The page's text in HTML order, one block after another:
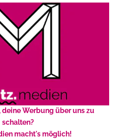
deine Werbung über uns zu
schalten?
macht's möglich!